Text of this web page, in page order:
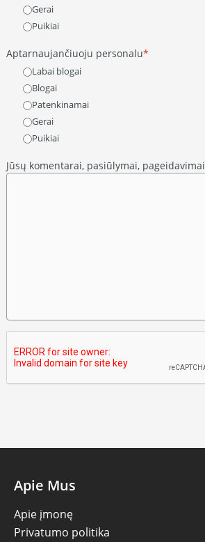
Gerai
Puikiai
Aptarnaujančiuoju personalu
Labai blogai
Blogai
Patenkinamai
Gerai
Puikiai
Jūsų komentarai, pasiūlymai, pageidavimai
Apie Mus
Apie įmonę
Privatumo politika